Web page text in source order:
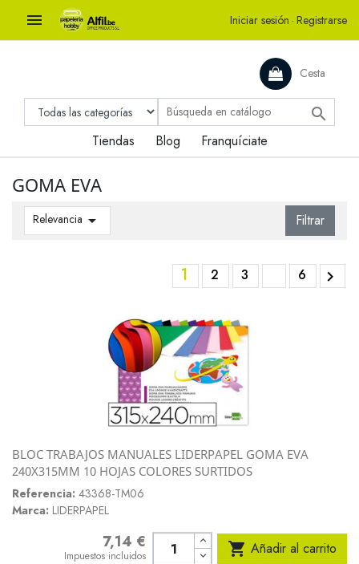
 Iniciar sesión · Registrarse
Cesta

Tiendas Blog Franquíciate
GOMA EVA
Relevancia  Filtrar
1 2 3 6 
BLOC TRABAJOS MANUALES LIDERPAPEL GOMA EVA
240X315MM 10 HOJAS COLORES SURTIDOS
Referencia: 43368-TM06
Marca: LIDERPAPEL
7,14 €
Impuestos incluidos  Añadir al carrito